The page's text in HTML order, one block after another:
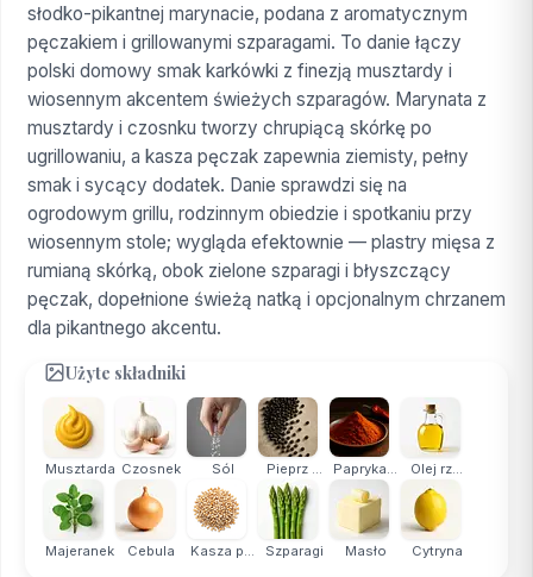
słodko-pikantnej marynacie, podana z aromatycznym
pęczakiem i grillowanymi szparagami. To danie łączy
polski domowy smak karkówki z finezją musztardy i
wiosennym akcentem świeżych szparagów. Marynata z
musztardy i czosnku tworzy chrupiącą skórkę po
ugrillowaniu, a kasza pęczak zapewnia ziemisty, pełny
smak i sycący dodatek. Danie sprawdzi się na
ogrodowym grillu, rodzinnym obiedzie i spotkaniu przy
wiosennym stole; wygląda efektownie — plastry mięsa z
rumianą skórką, obok zielone szparagi i błyszczący
pęczak, dopełnione świeżą natką i opcjonalnym chrzanem
dla pikantnego akcentu.
Użyte składniki
Musztarda Czosnek Sól Pieprz ... Papryka... Olej rz...
Majeranek Cebula Kasza p... Szparagi Masło Cytryna